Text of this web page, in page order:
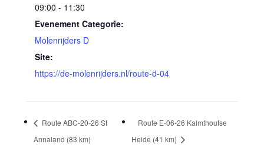
09:00 - 11:30
Evenement Categorie:
Molenrijders D
Site:
https://de-molenrijders.nl/route-d-04
Route ABC-20-26 St
Annaland (83 km)
Route E-06-26 Kalmthoutse
Heide (41 km)